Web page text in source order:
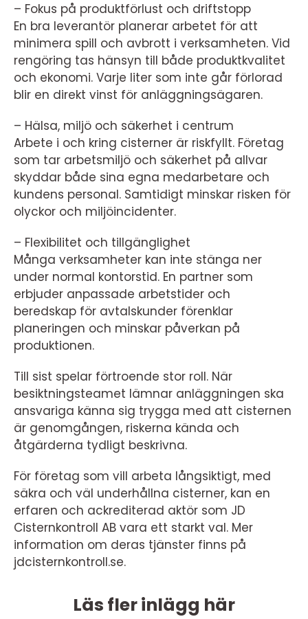
– Fokus på produktförlust och driftstopp
En bra leverantör planerar arbetet för att
minimera spill och avbrott i verksamheten. Vid
rengöring tas hänsyn till både produktkvalitet
och ekonomi. Varje liter som inte går förlorad
blir en direkt vinst för anläggningsägaren.
– Hälsa, miljö och säkerhet i centrum
Arbete i och kring cisterner är riskfyllt. Företag
som tar arbetsmiljö och säkerhet på allvar
skyddar både sina egna medarbetare och
kundens personal. Samtidigt minskar risken för
olyckor och miljöincidenter.
– Flexibilitet och tillgänglighet
Många verksamheter kan inte stänga ner
under normal kontorstid. En partner som
erbjuder anpassade arbetstider och
beredskap för avtalskunder förenklar
planeringen och minskar påverkan på
produktionen.
Till sist spelar förtroende stor roll. När
besiktningsteamet lämnar anläggningen ska
ansvariga känna sig trygga med att cisternen
är genomgången, riskerna kända och
åtgärderna tydligt beskrivna.
För företag som vill arbeta långsiktigt, med
säkra och väl underhållna cisterner, kan en
erfaren och ackrediterad aktör som JD
Cisternkontroll AB vara ett starkt val. Mer
information om deras tjänster finns på
jdcisternkontroll.se.
Läs fler inlägg här